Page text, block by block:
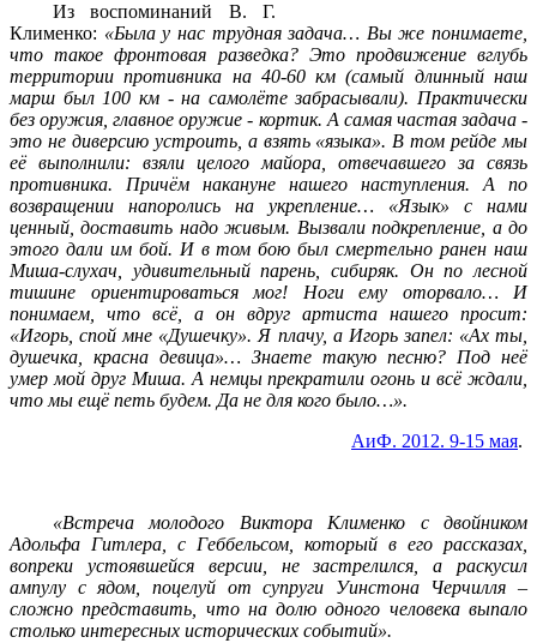
Из воспоминаний В. Г.
Клименко: «Была у нас трудная задача… Вы же понимаете,
что такое фронтовая разведка? Это продвижение вглубь
территории противника на 40-60 км (самый длинный наш
марш был 100 км - на самолёте забрасывали). Практически
без оружия, главное оружие - кортик. А самая частая задача -
это не диверсию устроить, а взять «языка». В том рейде мы
её выполнили: взяли целого майора, отвечавшего за связь
противника. Причём накануне нашего наступления. А по
возвращении напоролись на укрепление… «Язык» с нами
ценный, доставить надо живым. Вызвали подкрепление, а до
этого дали им бой. И в том бою был смертельно ранен наш
Миша-слухач, удивительный парень, сибиряк. Он по лесной
тишине ориентироваться мог! Ноги ему оторвало… И
понимаем, что всё, а он вдруг артиста нашего просит:
«Игорь, спой мне «Душечку». Я плачу, а Игорь запел: «Ах ты,
душечка, красна девица»… Знаете такую песню? Под неё
умер мой друг Миша. А немцы прекратили огонь и всё ждали,
что мы ещё петь будем. Да не для кого было…».
АиФ. 2012. 9-15 мая.
«Встреча молодого Виктора Клименко с двойником
Адольфа Гитлера, с Геббельсом, который в его рассказах,
вопреки устоявшейся версии, не застрелился, а раскусил
ампулу с ядом, поцелуй от супруги Уинстона Черчилля –
сложно представить, что на долю одного человека выпало
столько интересных исторических событий».